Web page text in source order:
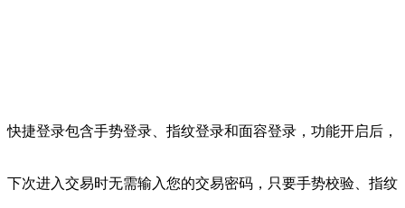
快捷登录包含手势登录、指纹登录和面容登录，功能开启后，
下次进入交易时无需输入您的交易密码，只要手势校验、指纹